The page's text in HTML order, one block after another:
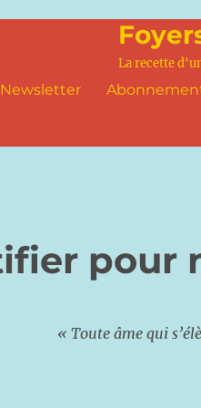
La recette
Newsletter
pour
« Toute âme qui